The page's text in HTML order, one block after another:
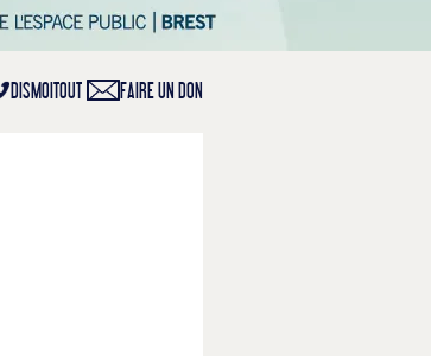
DISMOITOUT FAIRE UN DON